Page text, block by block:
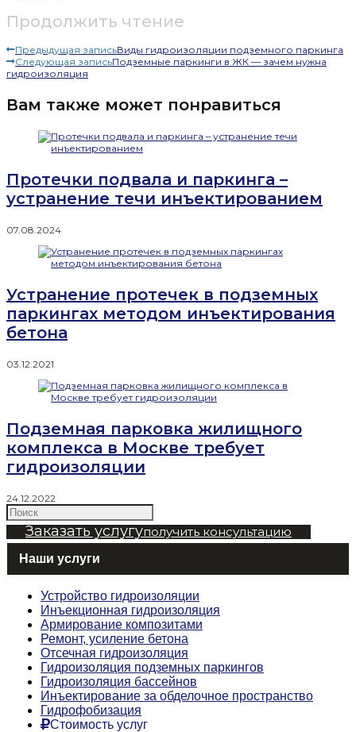
Продолжить чтение
Предыдущая записьВиды гидроизоляции подземного паркинга
Следующая записьПодземные паркинги в ЖК — зачем нужна
гидроизоляция
Вам также может понравиться
Протечки подвала и паркинга –
устранение течи инъектированием
07.08.2024
Устранение протечек в подземных
паркингах методом инъектирования
бетона
03.12.2021
Подземная парковка жилищного
комплекса в Москве требует
гидроизоляции
24.12.2022
Заказать услугуполучить консультацию
Наши услуги
Устройство гидроизоляции
Инъекционная гидроизоляция
Армирование композитами
Ремонт, усиление бетона
Отсечная гидроизоляция
Гидроизоляция подземных паркингов
Гидроизоляция бассейнов
Инъектирование за обделочное пространство
Гидрофобизация
Стоимость услуг